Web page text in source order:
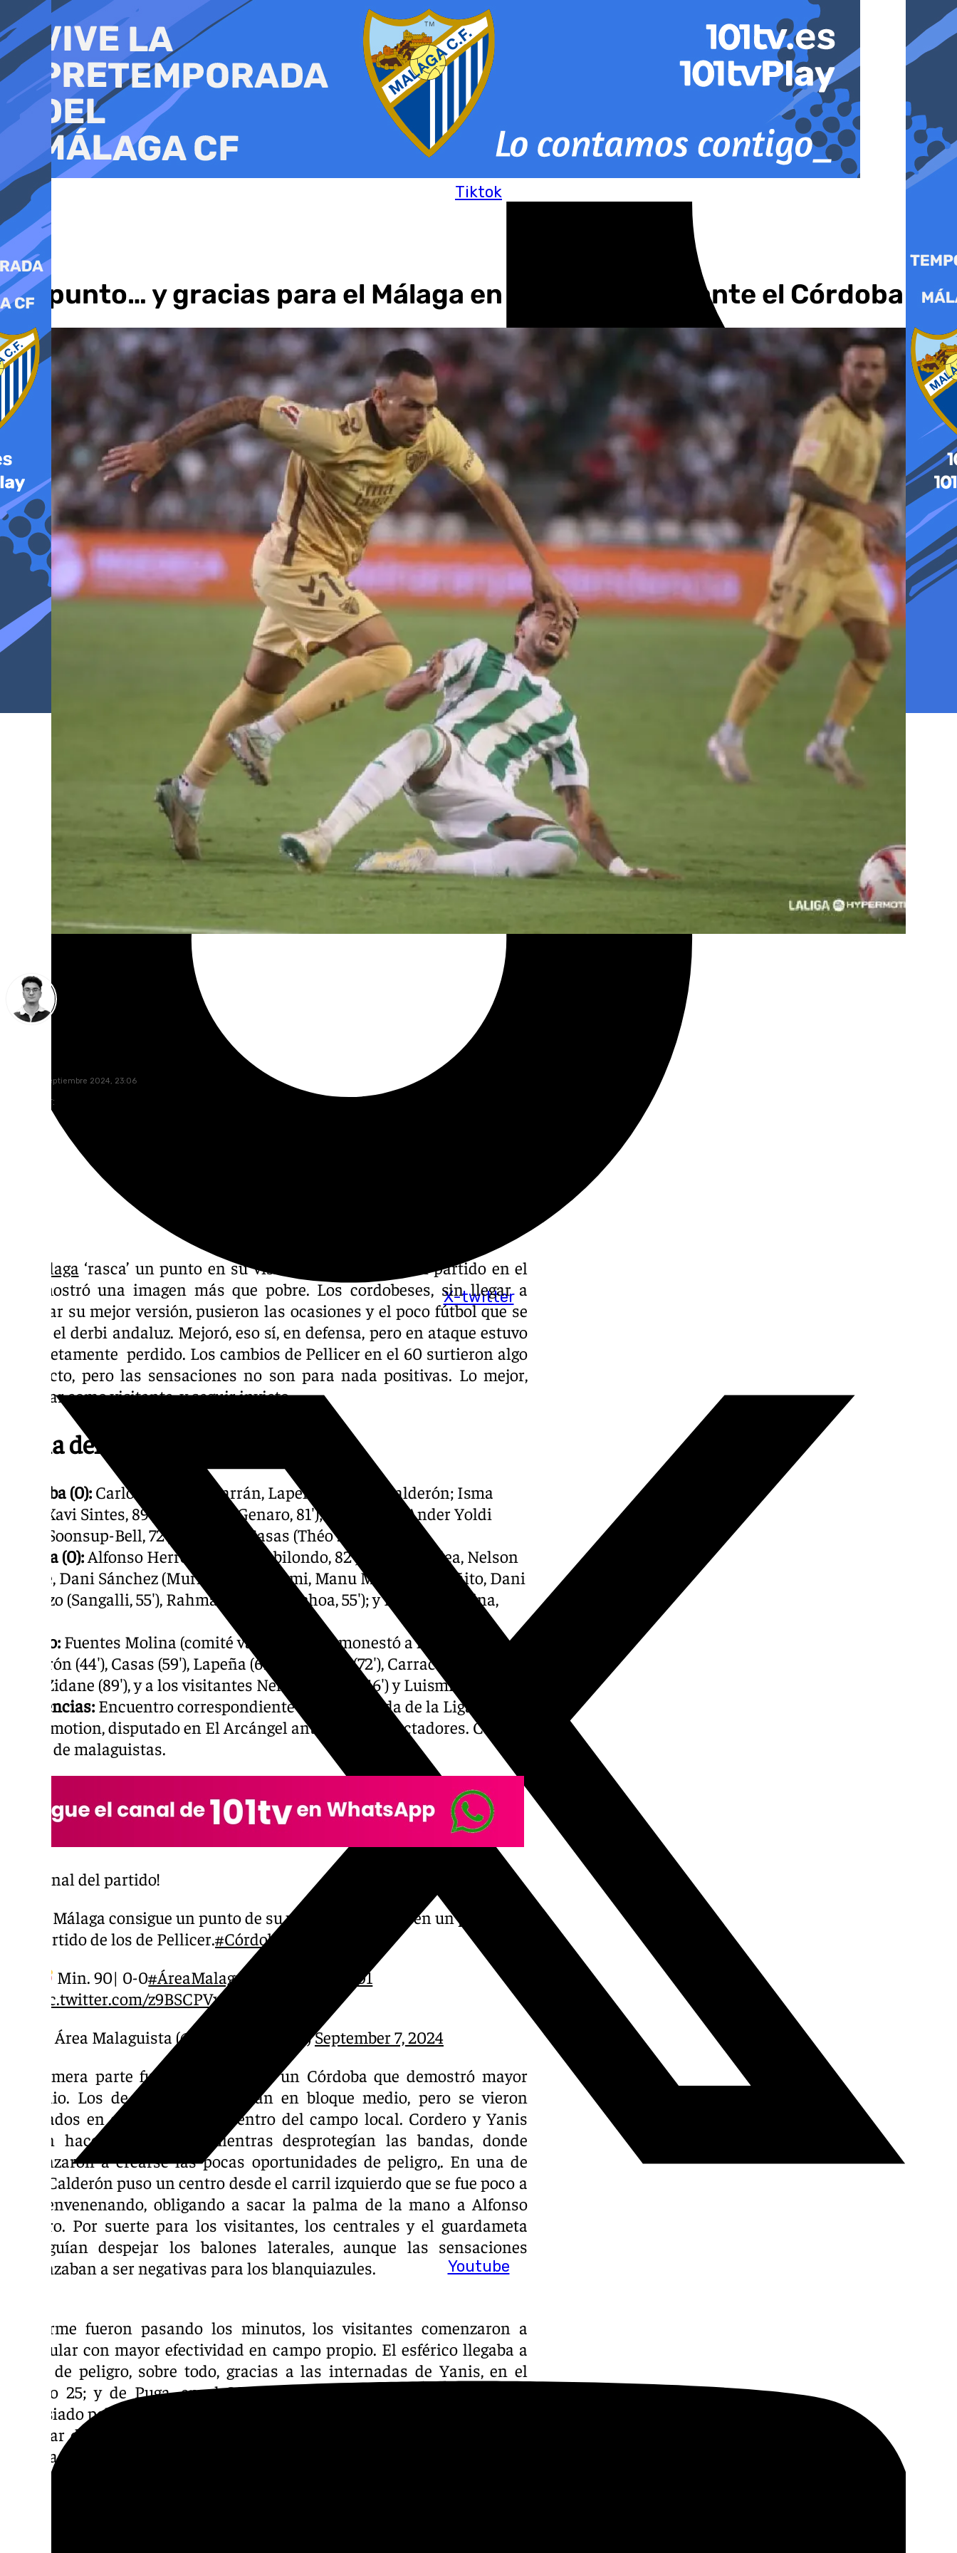
al
contenido
Tiktok
X-twitter
Youtube
Un punto… y gracias para el Málaga en el derbi pobre ante el Córdoba
sábado, 7 septiembre 2024, 23:06
Compartir:
Málaga ‘rasca’ un punto en su visita al Arcángel en un partido en el
que mostró una imagen más que pobre. Los cordobeses, sin llegar a
mostrar su mejor versión, pusieron las ocasiones y el poco fútbol que se
vio en el derbi andaluz. Mejoró, eso sí, en defensa, pero en ataque estuvo
completamente perdido. Los cambios de Pellicer en el 60 surtieron algo
de efecto, pero las sensaciones no son para nada positivas. Lo mejor,
puntuar como visitante y seguir invicto.
Ficha del partido
Córdoba (0): Carlos Marín; Albarrán, Lapeña, Marvel, Calderón; Isma
Ruiz (Xavi Sintes, 89′), Álex Sala (Genaro, 81′); Carracedo, Ander Yoldi
(Jude Soonsup-Bell, 72′), Jacobo; y Casas (Théo Zidane, 81′).
Málaga (0):Alfonso Herrero; Puga (Gabilondo, 82′), Einar Galilea, Nelson
Monte, Dani Sánchez (Murillo, 86′); Luismi, Manu Molina; Antoñito, Dani
Lorenzo (Sangalli, 55′), Rahmani (Aarón Ochoa, 55′); y Dioni (Baturina,
Árbitro: Fuentes Molina (comité valenciano). Amonestó a los locales
Calderón (44′), Casas (59′), Lapeña (69′), Albarrán (72′), Carracedo (74′) y
Théo Zidane (89′), y a los visitantes Nelson Monte (16′) y Luismi (50′).
Incidencias: Encuentro correspondiente a la 4ª jornada de la Liga
Hypermotion, disputado en El Arcángel ante 18.110 espectadores. Casi un
millar de malaguistas.
¡Final del partido!
El Málaga consigue un punto de su visita al Arcángel en un pobre
partido de los de Pellicer.#CórdobaMálaga
Min. 90| 0-0#ÁreaMalaguista
#Deportes101
pic.twitter.com/z9BSCPVxxY
— Área Malaguista (@AreaMalaguista)September 7, 2024
La primera parte fue dominada por un Córdoba que demostró mayor
dominio. Los de Pellicer esperaban en bloque medio, pero se vieron
superados en el medio por el centro del campo local. Cordero y Yanis
debían hacer las ayudas mientras desprotegían las bandas, donde
comenzaron a crearse las pocas oportunidades de peligro,. En una de
ellas, Calderón puso un centro desde el carril izquierdo que se fue poco a
poco envenenando, obligando a sacar la palma de la mano a Alfonso
Herrero. Por suerte para los visitantes, los centrales y el guardameta
conseguían despejar los balones laterales, aunque las sensaciones
comenzaban a ser negativas para los blanquiazules.
Conforme fueron pasando los minutos, los visitantes comenzaron a
triangular con mayor efectividad en campo propio. El esférico llegaba a
zonas de peligro, sobre todo, gracias a las internadas de Yanis, en el
minuto 25; y de Puga, en el 28. Dichas oportunidades no generaron
demasiado peligro al no contactar con los arietes, pero el partido parecía
cambiar de rumbo. Nada más lejos de la realidad, aquellas internadas
aisladas fueron un espejismo de un partido trabado y controlado por el
Córdoba, que pocos instantes después, tuvo la primera gran ocasión del